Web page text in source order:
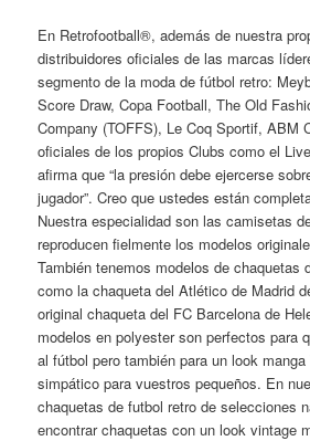
En Retrofootball®, además de nuestra
distribuidores oficiales de las marcas
segmento de la moda de fútbol retro:
Score Draw, Copa Football, The Old
Company (TOFFS), Le Coq Sportif, ABM
oficiales de los propios Clubs como el
afirma que “la presión debe ejercerse
jugador”. Creo que ustedes están
Nuestra especialidad son las camisetas
reproducen fielmente los modelos
También tenemos modelos de chaquetas
como la chaqueta del Atlético de Madrid
original chaqueta del FC Barcelona de
modelos en polyester son perfectos para
al fútbol pero también para un look
simpático para vuestros pequeños. En
chaquetas de futbol retro de selecciones
encontrar chaquetas con un look vintage